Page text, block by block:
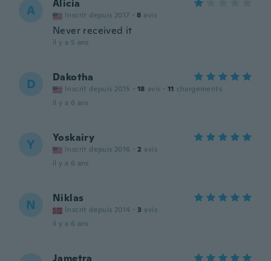
A Alicia
Inscrit depuis 2017 · 8 avis
Never received it
il y a 5 ans
D Dakotha
Inscrit depuis 2015 · 18 avis · 11 chargements
il y a 6 ans
Y Yoskairy
Inscrit depuis 2016 · 2 avis
il y a 6 ans
N Niklas
Inscrit depuis 2014 · 3 avis
il y a 6 ans
Jametra